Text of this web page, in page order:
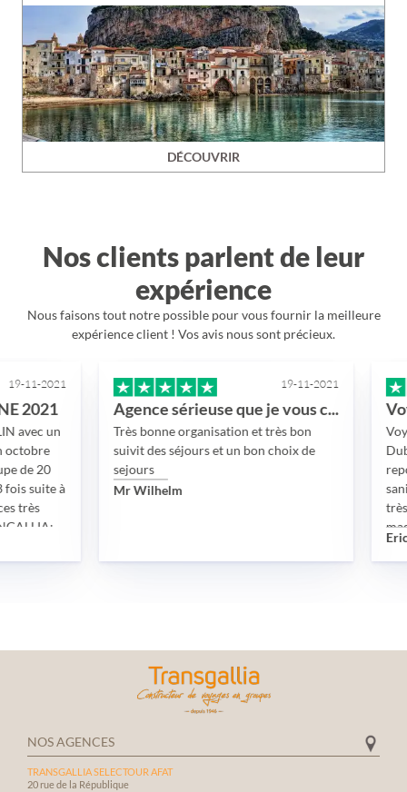
DÉCOUVRIR
Nos clients parlent de leur
expérience
Nous faisons tout notre possible pour vous fournir la meilleure
expérience client ! Vos avis nous sont précieux.
19-11-2021
Agence sérieuse que je vous conseille
Très bonne organisation et très bon
suivit des séjours et un bon choix de
Mr Wilhelm
Voyage en
Dubai
reporté
sanitaires
très bien
madame
disponibilité
impliquée,
qui a permis
NOS AGENCES
TRANSGALLIA SELECTOUR AFAT
20 rue de la République